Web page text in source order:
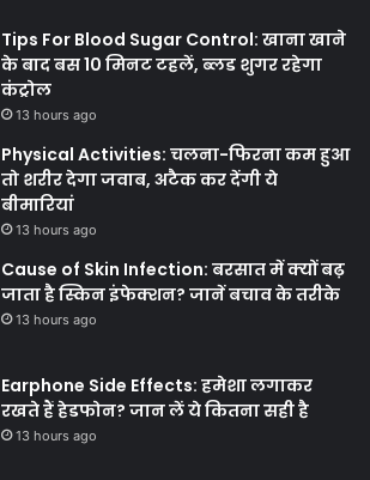
Tips For Blood Sugar Control: खाना खाने
के बाद बस 10 मिनट टहलें, ब्लड शुगर रहेगा
कंट्रोल
13 hours ago
Physical Activities: चलना-फिरना कम हुआ
तो शरीर देगा जवाब, अटैक कर देंगी ये
बीमारियां
13 hours ago
Cause of Skin Infection: बरसात में क्यों बढ़
जाता है स्किन इंफेक्शन? जानें बचाव के तरीके
13 hours ago
Earphone Side Effects: हमेशा लगाकर
रखते हैं हेडफोन? जान लें ये कितना सही है
13 hours ago